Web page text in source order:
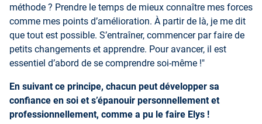
méthode ? Prendre le temps de mieux connaître mes forces
comme mes points d’amélioration. À partir de là, je me dit
que tout est possible. S’entraîner, commencer par faire de
petits changements et apprendre. Pour avancer, il est
essentiel d’abord de se comprendre soi-même !"
En suivant ce principe, chacun peut développer sa
confiance en soi et s’épanouir personnellement et
professionnellement, comme a pu le faire Elys !